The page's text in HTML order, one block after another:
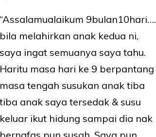
“Assalamualaikum 9bulan10hari….
bila melahirkan anak kedua ni,
saya ingat semuanya saya tahu.
Haritu masa hari ke 9 berpantang
masa tengah susukan anak tiba
tiba anak saya tersedak & susu
keluar ikut hidung sampai dia nak